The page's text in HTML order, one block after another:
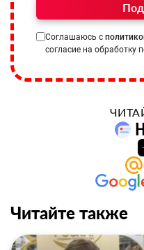
Соглашаюсь с
согласие на обработку
Читайте также